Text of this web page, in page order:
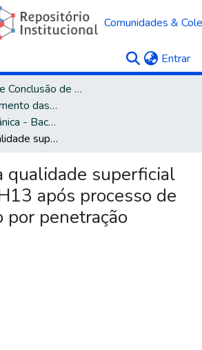
Comunidades &
Entrar
Trabalhos de Conclusão de Curso
Área do Conhecimento das Engenharias
Engenharia Mecânica - Bacharelado
Avaliação da qualidade superficial do aço AISI H13 após processo de eletroerosão por penetração
qualidade superficial
após processo de
por penetração